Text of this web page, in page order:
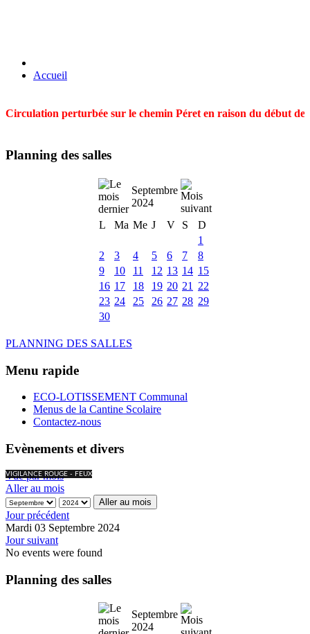
Accueil
Circulation perturbée sur le chemin Péret en raison du début
Planning des salles
Septembre
2024
L
Ma Me J V S
D
1
2
3 4 5 6 7
8
9
10 11 12 13 14 15
16 17 18 19 20 21
22
23 24 25 26 27 28 29
30
PLANNING DES SALLES
Menu rapide
ECO-LOTISSEMENT Communal
Menus de la Cantine Scolaire
Contactez-nous
Evènements et divers
VIGILANCE ROUGE - FEUX
Vue par mois
Aller au mois
Aller au mois
Jour précédent
Mardi 03 Septembre 2024
Jour suivant
No events were found
Planning des salles
Septembre
2024